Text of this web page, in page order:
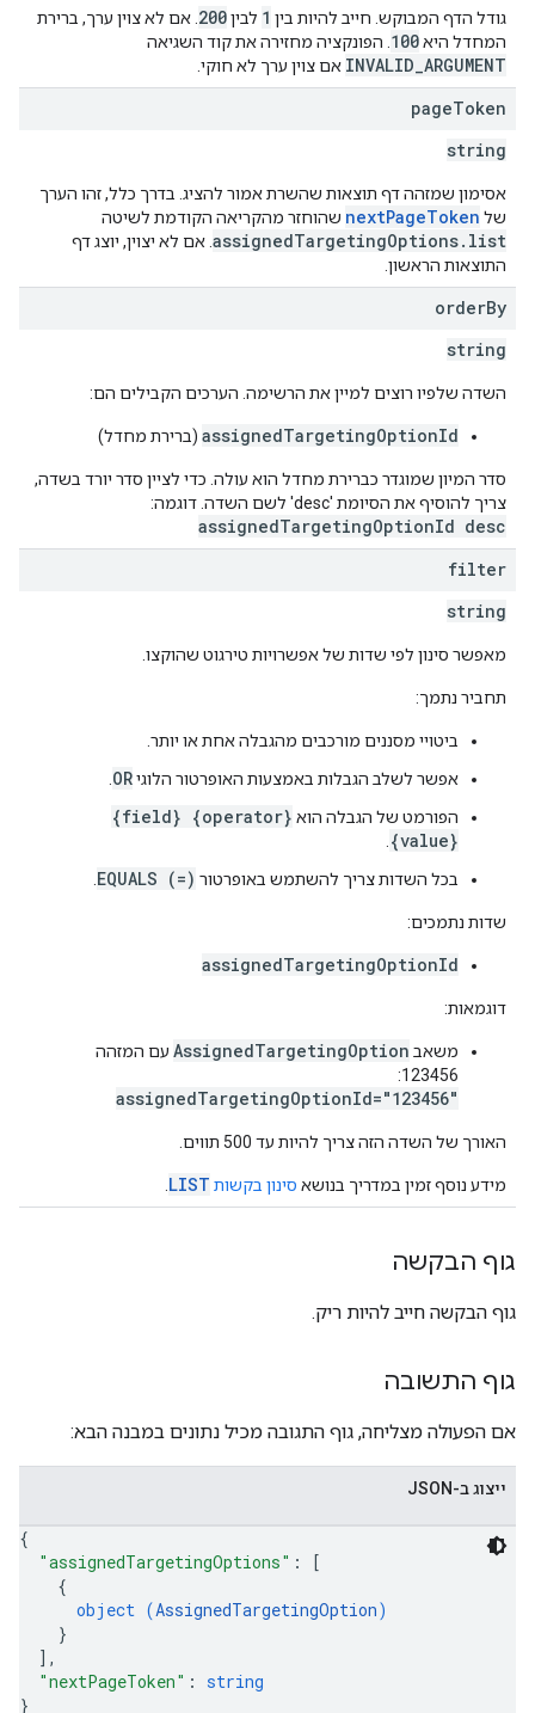
גודל הדף המבוקש. חייב להיות בין 1 לבין200 . אם לא צוין ערך, ברירת
המחדל היא100 . הפונקציה מחזירה את קוד השגיאה
INVALID_ARGUMENT אם צוין ערך לא חוקי.
pageToken
string
אסימון שמזהה דף תוצאות שהשרת אמור להציג. בדרך כלל, זהו הערך
של nextPageToken שהוחזר מהקריאה הקודמת לשיטה
assignedTargetingOptions.list . אם לא יצוין, יוצג דף
התוצאות הראשון.
orderBy
string
השדה שלפיו רוצים למיין את הרשימה. הערכים הקבילים הם:
assignedTargetingOptionId (ברירת מחדל)
סדר המיון שמוגדר כברירת מחדל הוא עולה. כדי לציין סדר יורד בשדה,
צריך להוסיף את הסיומת 'desc' לשם השדה. דוגמה:
assignedTargetingOptionId desc
filter
string
מאפשר סינון לפי שדות של אפשרויות טירגוט שהוקצו.
תחביר נתמך:
ביטויי מסננים מורכבים מהגבלה אחת או יותר.
אפשר לשלב הגבלות באמצעות האופרטור הלוגיOR
הפורמט של הגבלה הוא {field} {operator}
{value}
בכל השדות צריך להשתמש באופרטור EQUALS (=)
שדות נתמכים:
assignedTargetingOptionId
דוגמאות:
משאב AssignedTargetingOption עם המזהה
123456:
assignedTargetingOptionId="123456"
האורך של השדה הזה צריך להיות עד 500 תווים.
מידע נוסף זמין במדריך בנושא סינון בקשות LIST
גוף הבקשה
גוף הבקשה חייב להיות ריק.
גוף התשובה
אם הפעולה מצליחה, גוף התגובה מכיל נתונים במבנה הבא:
ייצוג ב-JSON
{
"assignedTargetingOptions" :
[
{
object (AssignedTargetingOption)
}
] ,
"nextPageToken" : string
}